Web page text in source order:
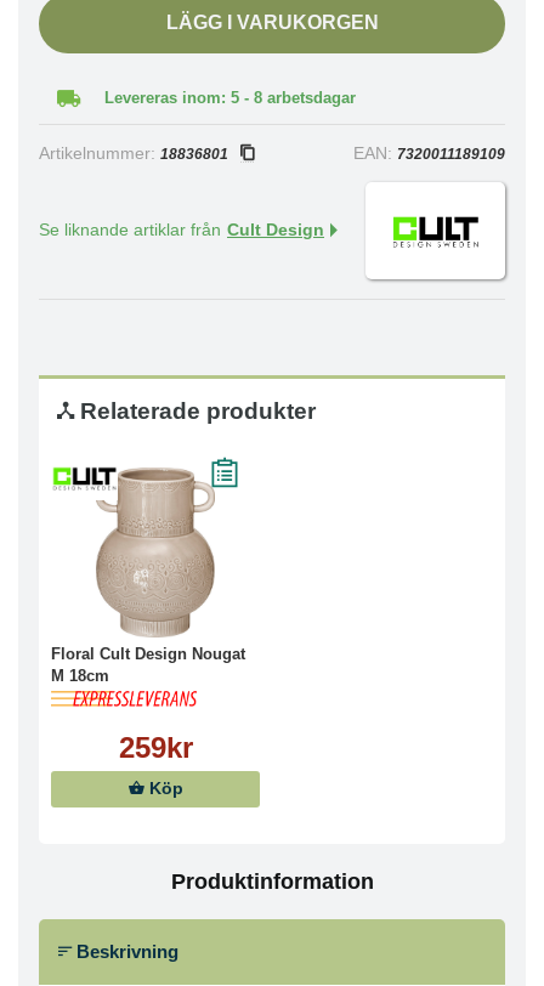
LÄGG I VARUKORGEN
Levereras inom: 5 - 8 arbetsdagar
Artikelnummer: 18836801 EAN: 7320011189109
Se liknande artiklar från Cult Design
Relaterade produkter
Floral Cult Design Nougat
M 18cm
259kr
Köp
Produktinformation
Beskrivning